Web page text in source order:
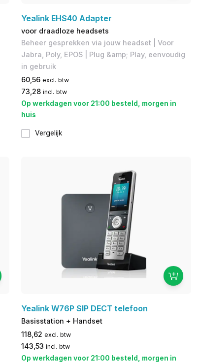
Yealink EHS40 Adapter
voor draadloze headsets
Beheer gesprekken via jouw headset | Voor
Jabra, Poly, EPOS | Plug &amp; Play, eenvoudig
in gebruik
60,56 excl. btw
73,28 incl. btw
Op werkdagen voor 21:00 besteld, morgen in
huis
Vergelijk
Yealink W76P SIP DECT telefoon
Basisstation + Handset
118,62 excl. btw
143,53 incl. btw
Op werkdagen voor 21:00 besteld, morgen in